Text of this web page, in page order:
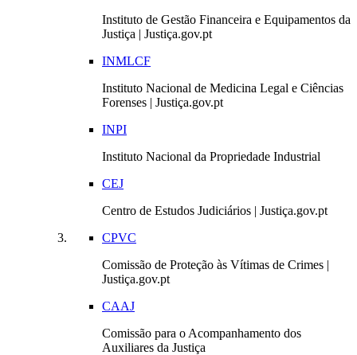
Instituto de Gestão Financeira e Equipamentos da
Justiça | Justiça.gov.pt
INMLCF
Instituto Nacional de Medicina Legal e Ciências
Forenses | Justiça.gov.pt
INPI
Instituto Nacional da Propriedade Industrial
CEJ
Centro de Estudos Judiciários | Justiça.gov.pt
CPVC
Comissão de Proteção às Vítimas de Crimes |
Justiça.gov.pt
CAAJ
Comissão para o Acompanhamento dos
Auxiliares da Justiça